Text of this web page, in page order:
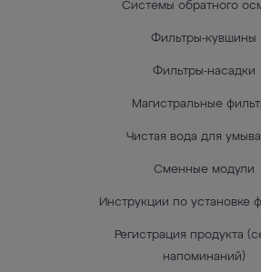
Системы обратного
Фильтры-кувшины
Фильтры-насадки
Магистральные
Чистая вода для
Сменные модули
Инструкции по установке
Регистрация продукта
напоминаний)